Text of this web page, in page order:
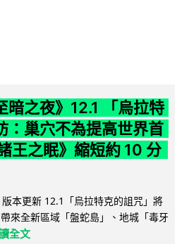
暗之夜》12.1 「烏拉特
：巢穴不為提高世界首
王之眠》縮短約 10 分
版本更新 12.1「烏拉特克的詛咒」將
來全新區域「盤蛇島」、地城「毒牙
全文